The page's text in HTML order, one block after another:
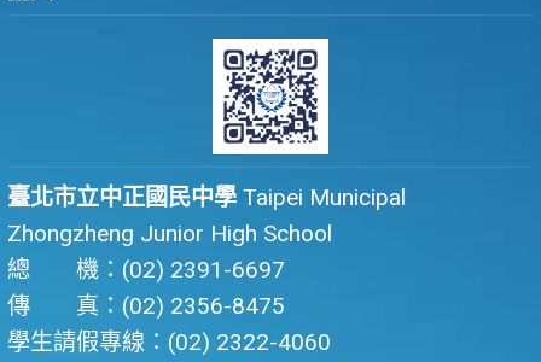
臺北市立中正國民中學 Taipei Municipal
Zhongzheng Junior High School
總 機：(02) 2391-6697
傳 真：(02) 2356-8475
學生請假專線：(02) 2322-4060